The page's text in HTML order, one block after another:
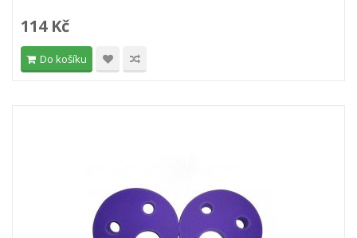
114 Kč
Do košíku